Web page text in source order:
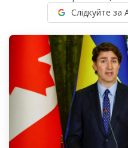
Слідкуйте за